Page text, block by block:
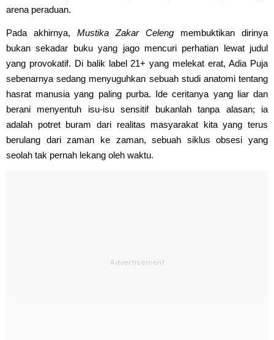
arena peraduan.
Pada akhirnya, Mustika Zakar Celeng membuktikan dirinya
bukan sekadar buku yang jago mencuri perhatian lewat judul
yang provokatif. Di balik label 21+ yang melekat erat, Adia Puja
sebenarnya sedang menyuguhkan sebuah studi anatomi tentang
hasrat manusia yang paling purba. Ide ceritanya yang liar dan
berani menyentuh isu-isu sensitif bukanlah tanpa alasan; ia
adalah potret buram dari realitas masyarakat kita yang terus
berulang dari zaman ke zaman, sebuah siklus obsesi yang
seolah tak pernah lekang oleh waktu.